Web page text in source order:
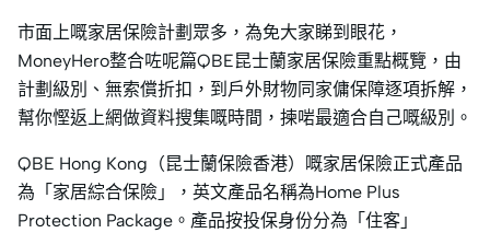
市面上嘅家居保險計劃眾多，為免大家睇到眼花，
MoneyHero整合咗呢篇QBE昆士蘭家居保險重點概覽，由
計劃級別、無索償折扣，到戶外財物同家傭保障逐項拆解，
幫你慳返上網做資料搜集嘅時間，揀啱最適合自己嘅級別。
QBE Hong Kong（昆士蘭保險香港）嘅家居保險正式產品
為「家居綜合保險」，英文產品名稱為Home Plus
Protection Package。產品按投保身份分為「住客」